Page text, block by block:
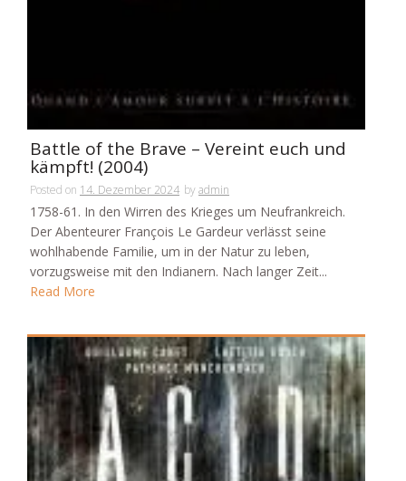
Battle of the Brave – Vereint euch und
kämpft! (2004)
Posted on 14. Dezember 2024 byadmin
1758-61. In den Wirren des Krieges um Neufrankreich.
Der Abenteurer François Le Gardeur verlässt seine
wohlhabende Familie, um in der Natur zu leben,
vorzugsweise mit den Indianern. Nach langer Zeit...
Read More